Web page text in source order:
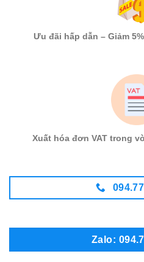
Ưu đãi hấp dẫn – Giảm
Xuất hóa đơn VAT trong
Zalo: